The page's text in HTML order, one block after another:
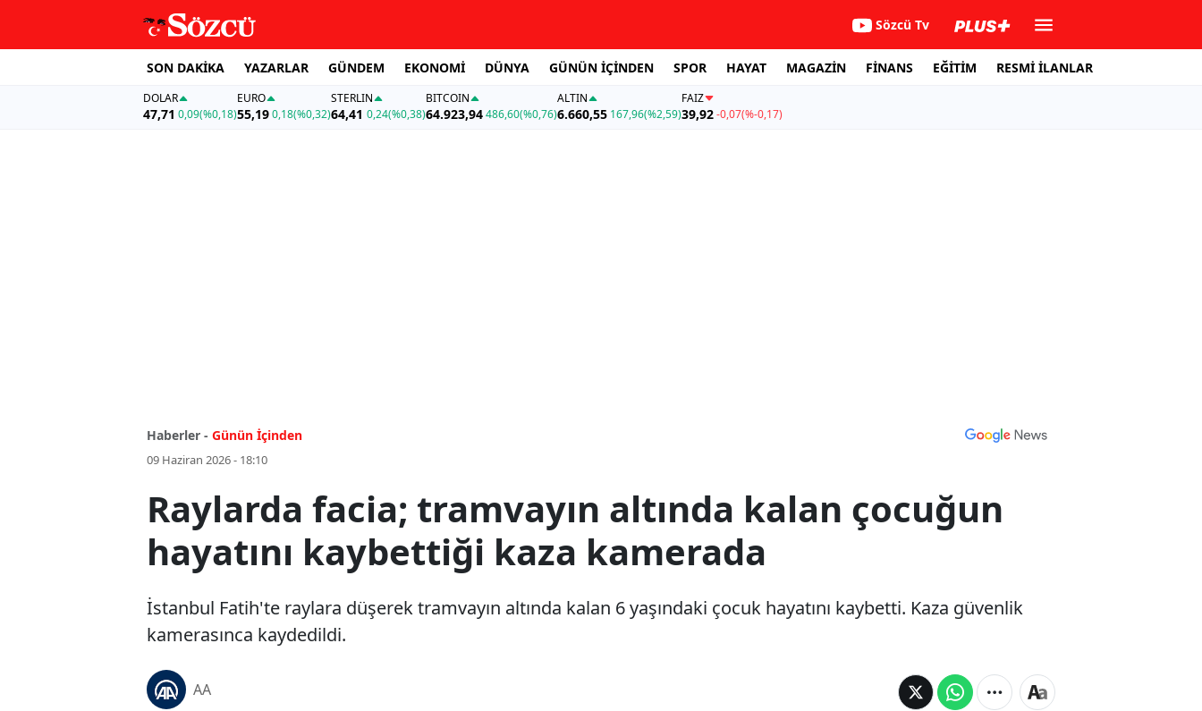
Sözcü Tv
SON DAKİKA YAZARLAR GÜNDEM EKONOMİ DÜNYA GÜNÜN İÇİNDEN SPOR HAYAT MAGAZİN FİNANS EĞİTİM RESMİ İLANLAR
DOLAR
47,71 0,09(%0,18)
EURO
55,19 0,18(%0,32)
STERLIN
64,41 0,24(%0,38)
BITCOIN
64.923,94486,60(%0,76)
ALTIN
6.660,55 167,96(%2,59)
FAİZ
39,92-0,07(%-0,17)
Haberler - Günün İçinden
09 Haziran 2026 - 18:10
Raylarda facia; tramvayın altında kalan çocuğun
hayatını kaybettiği kaza kamerada
İstanbul Fatih'te raylara düşerek tramvayın altında kalan 6 yaşındaki çocuk hayatını kaybetti. Kaza güvenlik
kamerasınca kaydedildi.
AA